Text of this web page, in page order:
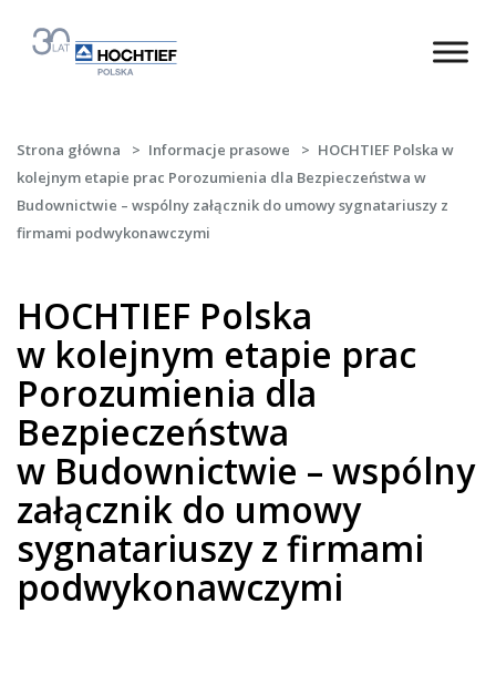
Strona główna > Informacje prasowe > HOCHTIEF Polska w
kolejnym etapie prac Porozumienia dla Bezpieczeństwa w
Budownictwie – wspólny załącznik do umowy sygnatariuszy z
firmami podwykonawczymi
HOCHTIEF Polska
w kolejnym etapie prac
Porozumienia dla
Bezpieczeństwa
w Budownictwie – wspólny
załącznik do umowy
sygnatariuszy z firmami
podwykonawczymi